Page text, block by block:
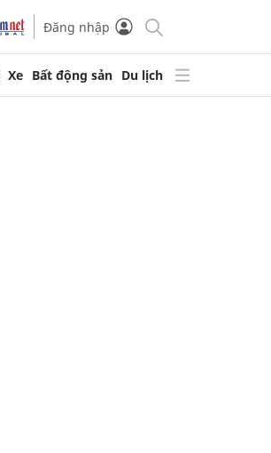
Đăng nhập
Xe Bất động sản Du lịch